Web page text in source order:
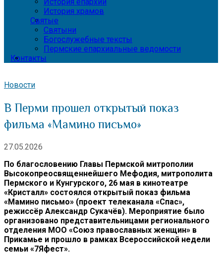
История храмов
Святые
Святыни
Богослужебные тексты
Пермские епархиальные ведомости
Контакты
Новости
В Перми прошел открытый показ
фильма «Мамино письмо»
27.05.2026
По благословению Главы Пермской митрополии
Высокопреосвященнейшего Мефодия, митрополита
Пермского и Кунгурского, 26 мая в кинотеатре
«Кристалл» состоялся открытый показ фильма
«Мамино письмо» (проект телеканала «Спас»,
режиссёр Александр Сукачёв). Мероприятие было
организовано представительницами регионального
отделения МОО «Союз православных женщин» в
Прикамье и прошло в рамках Всероссийской недели
семьи «7Яфест».